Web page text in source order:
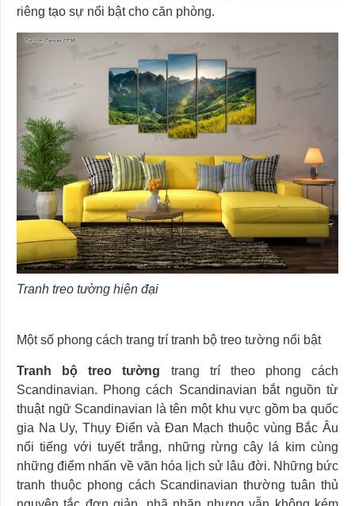
riêng tạo sự nổi bật cho căn phòng.
Tranh treo tường hiện đại
Một số phong cách trang trí tranh bộ treo tường nổi bật
Tranh bộ treo tường trang trí theo phong cách
Scandinavian. Phong cách Scandinavian bắt nguồn từ
thuật ngữ Scandinavian là tên một khu vực gồm ba quốc
gia Na Uy, Thụy Điển và Đan Mạch thuộc vùng Bắc Âu
nổi tiếng với tuyết trắng, những rừng cây lá kim cùng
những điểm nhấn về văn hóa lịch sử lâu đời. Những bức
tranh thuộc phong cách Scandinavian thường tuân thủ